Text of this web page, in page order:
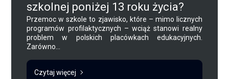
szkolnej poniżej 13 roku życia?
Przemoc w szkole to zjawisko, które – mimo licznych
programów profilaktycznych – wciąż stanowi realny
problem w polskich placówkach edukacyjnych.
Zarówno...
Czytaj więcej